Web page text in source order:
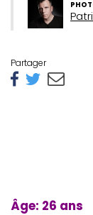
Partager
Âge: 26 ans